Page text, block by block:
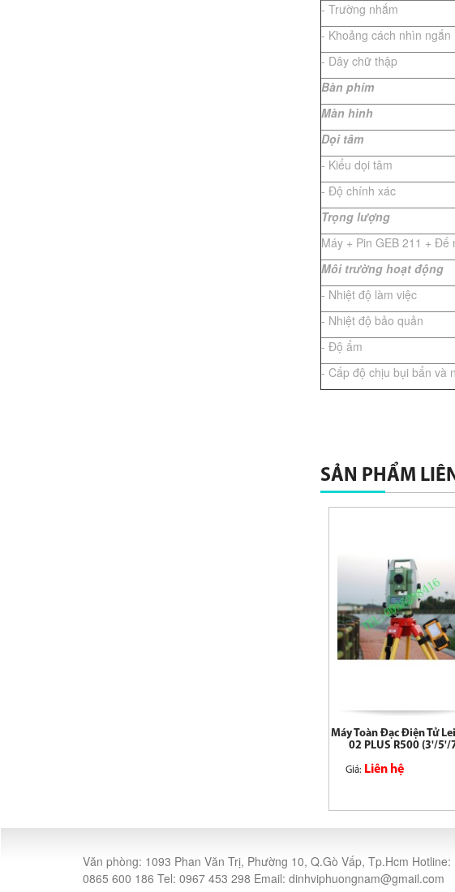
- Trường nhắm
- Khoảng cách nhìn ngắn
- Dây chữ thập
Bàn phím
Màn hình
Dọi tâm
- Kiểu dọi tâm
- Độ chính xác
Trọng lượng
Máy + Pin GEB 211 + Đế
Môi trường hoạt động
- Nhiệt độ làm việc
- Nhiệt độ bảo quản
- Độ ẩm
- Cấp độ chịu bụi bẩn và
SẢN PHẨM
Máy Toàn Đạc Điện Tử
02 PLUS R500 (3'/5'/
Giá: Liên hệ
Văn phòng: 1093 Phan Văn Trị, Phường 10, Q.Gò Vấp, Tp.Hcm Hotline:
0865 600 186 Tel: 0967 453 298 Email: dinhviphuongnam@gmail.com